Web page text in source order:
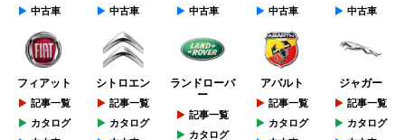
中古車
中古車
中古車
中古車
中古車
フィアット
記事一覧
カタログ
シトロエン
記事一覧
カタログ
ランドローバ
ー
記事一覧
カタログ
アバルト
記事一覧
カタログ
ジャガー
記事一覧
カタログ